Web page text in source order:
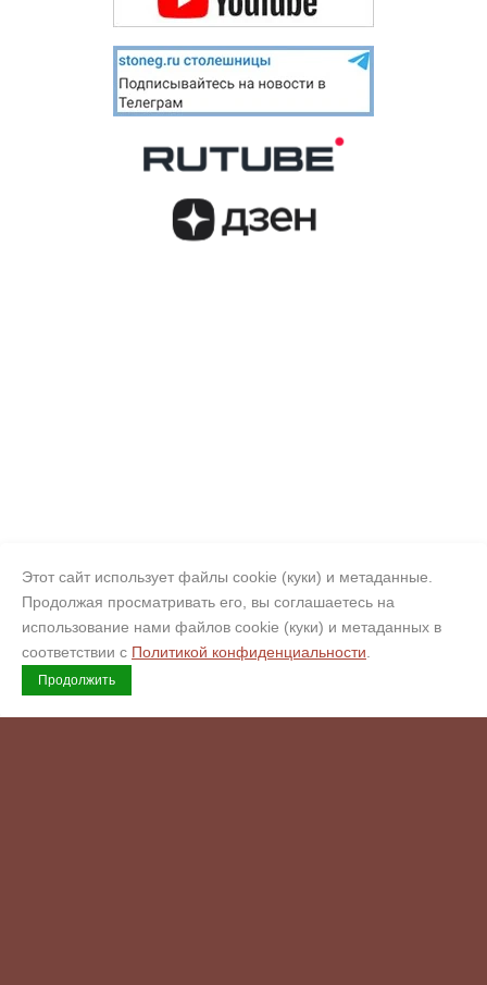
Этот сайт использует файлы cookie (куки) и метаданные.
Продолжая просматривать его, вы соглашаетесь на
использование нами файлов cookie (куки) и метаданных в
соответствии с Политикой конфиденциальности
Продолжить